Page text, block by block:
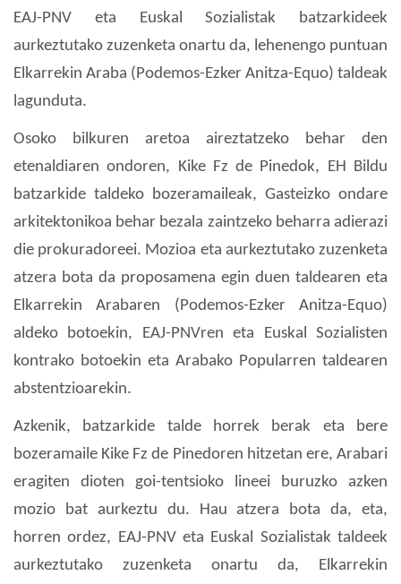
EAJ-PNV eta Euskal Sozialistak batzarkideek
aurkeztutako zuzenketa onartu da, lehenengo puntuan
Elkarrekin Araba (Podemos-Ezker Anitza-Equo) taldeak
lagunduta.
Osoko bilkuren aretoa aireztatzeko behar den
etenaldiaren ondoren, Kike Fz de Pinedok, EH Bildu
batzarkide taldeko bozeramaileak, Gasteizko ondare
arkitektonikoa behar bezala zaintzeko beharra adierazi
die prokuradoreei. Mozioa eta aurkeztutako zuzenketa
atzera bota da proposamena egin duen taldearen eta
Elkarrekin Arabaren (Podemos-Ezker Anitza-Equo)
aldeko botoekin, EAJ-PNVren eta Euskal Sozialisten
kontrako botoekin eta Arabako Popularren taldearen
abstentzioarekin.
Azkenik, batzarkide talde horrek berak eta bere
bozeramaile Kike Fz de Pinedoren hitzetan ere, Arabari
eragiten dioten goi-tentsioko lineei buruzko azken
mozio bat aurkeztu du. Hau atzera bota da, eta,
horren ordez, EAJ-PNV eta Euskal Sozialistak taldeek
aurkeztutako zuzenketa onartu da, Elkarrekin